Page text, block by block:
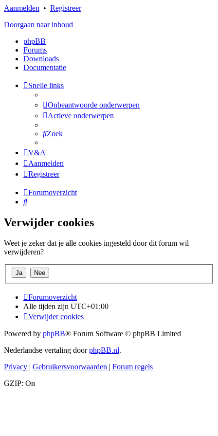
Aanmelden • Registreer
Doorgaan naar inhoud
phpBB
Forums
Downloads
Documentatie
Snelle links
Onbeantwoorde onderwerpen
Actieve onderwerpen
Zoek
V&A
Aanmelden
Registreer
Forumoverzicht
Zoek
Verwijder cookies
Weet je zeker dat je alle cookies ingesteld door dit forum wil
verwijderen?
Forumoverzicht
Alle tijden zijn UTC+01:00
Verwijder cookies
Powered by phpBB® Forum Software © phpBB Limited
Nederlandse vertaling doorphpBB.nl.
Privacy | Gebruikersvoorwaarden | Forum regels
GZIP: On